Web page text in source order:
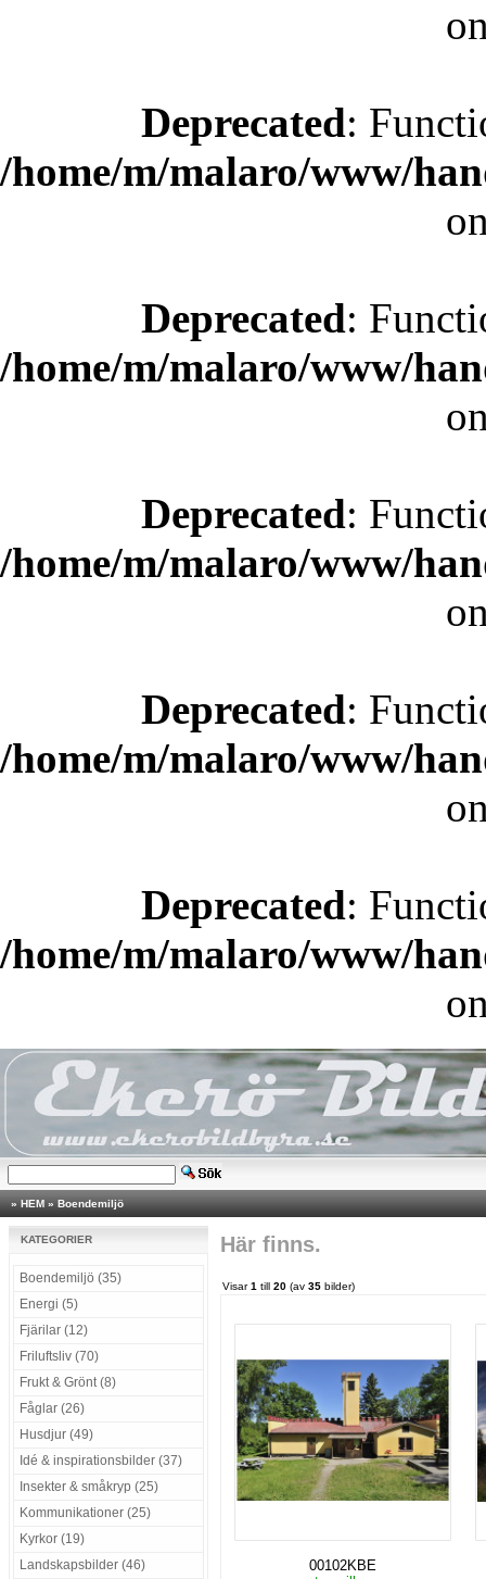
Deprecated:
/home/m/malaro/www/
Deprecated:
/home/m/malaro/www/
Deprecated:
/home/m/malaro/www/
Deprecated:
/home/m/malaro/www/
Deprecated:
/home/m/malaro/www/
» HEM » Boendemiljö
KATEGORIER
Boendemiljö (35)
Energi (5)
Fjärilar (12)
Friluftsliv (70)
Frukt & Grönt (8)
Fåglar (26)
Husdjur (49)
Idé & inspirationsbilder (37)
Insekter & småkryp (25)
Kommunikationer (25)
Kyrkor (19)
Landskapsbilder (46)
Här finns.
Visar1 till 20 (av 35 bilder)
00102KBE